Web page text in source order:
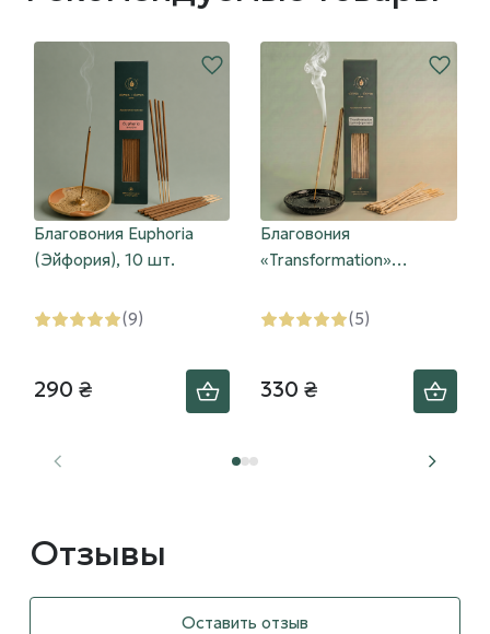
Благовония Euphoria
(Эйфория), 10 шт.
(9)
290 ₴
Благовония
«Transformation»
(5)
330 ₴
Отзывы
Оставить отзыв